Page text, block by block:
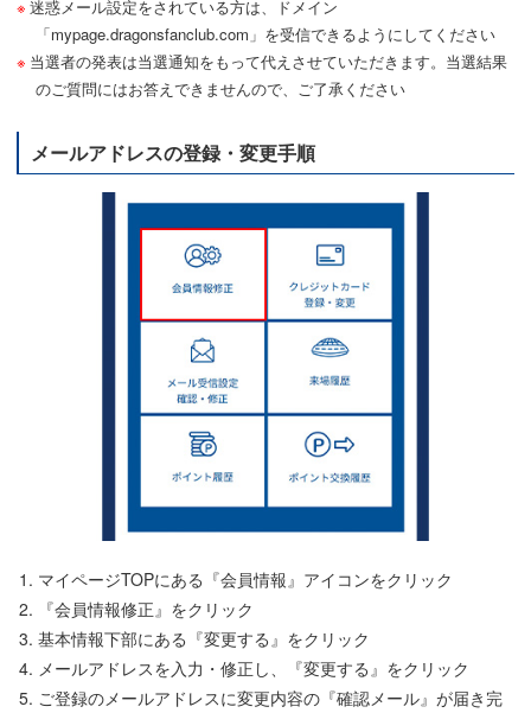
迷惑メール設定をされている方は、ドメイン
「mypage.dragonsfanclub.com」を受信できるようにしてください
当選者の発表は当選通知をもって代えさせていただきます。当選結果
のご質問にはお答えできませんので、ご了承ください
メールアドレスの登録・変更手順
マイページTOPにある『会員情報』アイコンをクリック
『会員情報修正』をクリック
基本情報下部にある『変更する』をクリック
メールアドレスを入力・修正し、『変更する』をクリック
ご登録のメールアドレスに変更内容の『確認メール』が届き完